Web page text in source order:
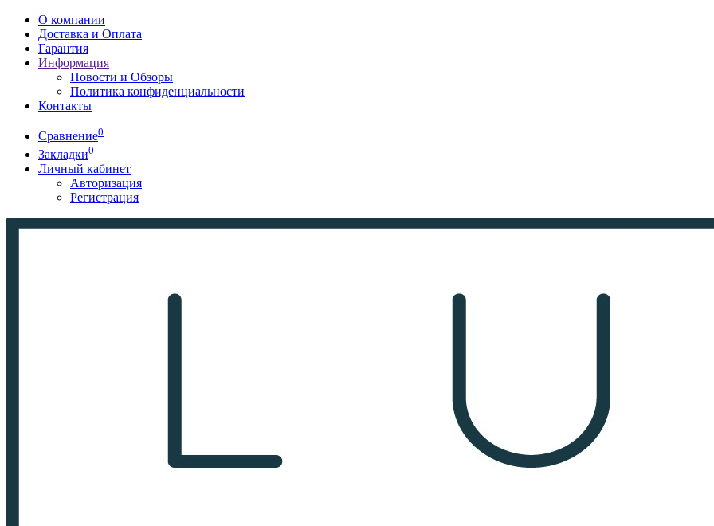
О компании
Доставка и Оплата
Гарантия
Информация
Новости и Обзоры
Политика конфиденциальности
Контакты
Сравнение0
Закладки0
Личный кабинет
Авторизация
Регистрация